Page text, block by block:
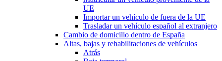
UE
Importar un vehículo de fuera de la UE
Trasladar un vehículo español al extranjero
Cambio de domicilio dentro de España
Altas, bajas y rehabilitaciones de vehículos
Atrás